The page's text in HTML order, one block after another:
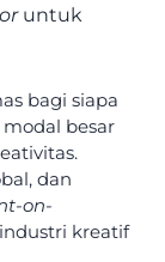
untuk
bagi siapa
besar
dan
on-
kreatif